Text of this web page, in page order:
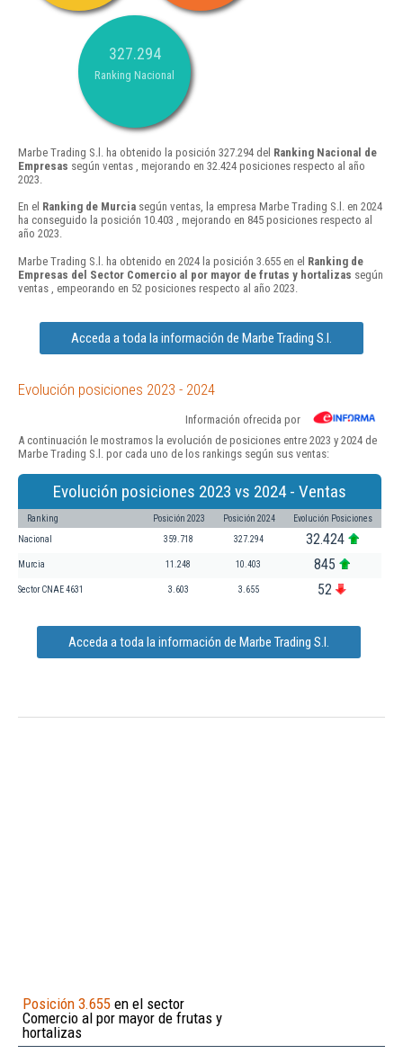
327.294
Ranking Nacional
Marbe Trading S.l. ha obtenido la posición 327.294 del Ranking Nacional de
Empresas según ventas , mejorando en 32.424 posiciones respecto al año
2023.
En el Ranking de Murcia según ventas, la empresa Marbe Trading S.l. en 2024
ha conseguido la posición 10.403 , mejorando en 845 posiciones respecto al
año 2023.
Marbe Trading S.l. ha obtenido en 2024 la posición 3.655 en el Ranking de
Empresas del Sector Comercio al por mayor de frutas y hortalizas según
ventas , empeorando en 52 posiciones respecto al año 2023.
Acceda a toda la información de Marbe Trading S.l.
Evolución posiciones 2023 - 2024
Información ofrecida por
A continuación le mostramos la evolución de posiciones entre 2023 y 2024 de
Marbe Trading S.l. por cada uno de los rankings según sus ventas:
Evolución posiciones 2023 vs 2024 - Ventas
Ranking Posición 2023 Posición 2024 Evolución Posiciones
Nacional 359.718 327.294 32.424
Murcia 11.248 10.403 845
Sector CNAE 4631 3.603 3.655 52
Acceda a toda la información de Marbe Trading S.l.
Posición 3.655 en el sector
Comercio al por mayor de frutas y
hortalizas